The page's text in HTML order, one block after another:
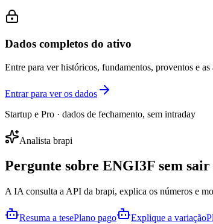
Dados completos do ativo
Entre para ver históricos, fundamentos, proventos e as
Entrar para ver os dados
Startup e Pro · dados de fechamento, sem intraday
Analista brapi
Pergunte sobre ENGI3F sem sair
A IA consulta a API da brapi, explica os números e
Resuma a tesePlano pago Explique a variação